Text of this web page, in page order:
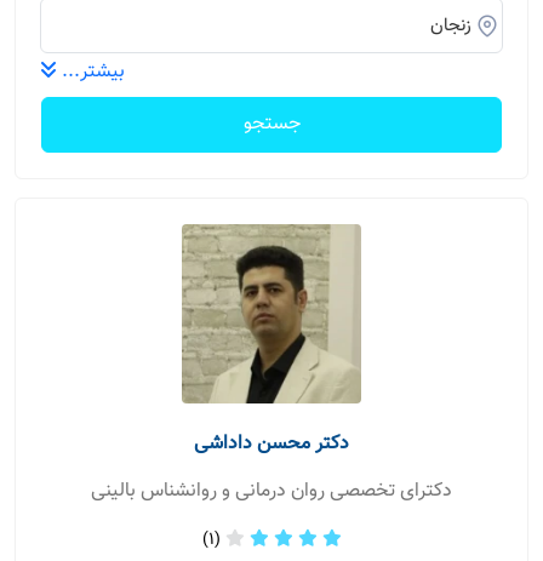
بیشتر...
جستجو
دکتر محسن داداشی
دکترای تخصصی روان درمانی و روانشناس بالینی
(1)